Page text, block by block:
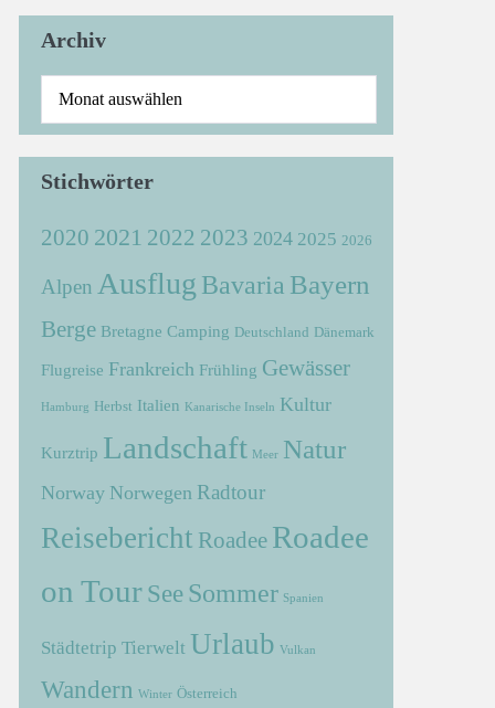
Archiv
Stichwörter
2020 2021 2022 2023 2024 2025 2026
Alpen Ausflug Bavaria Bayern
Berge Bretagne Camping Deutschland Dänemark
Flugreise Frankreich Frühling Gewässer
Hamburg Herbst Italien Kanarische Inseln Kultur
Kurztrip Landschaft Meer Natur
Norway Norwegen Radtour
Reisebericht Roadee Roadee
on Tour See Sommer Spanien
Städtetrip Tierwelt Urlaub Vulkan
Wandern Winter Österreich